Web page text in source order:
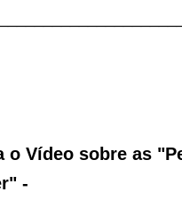
o Vídeo sobre as
-